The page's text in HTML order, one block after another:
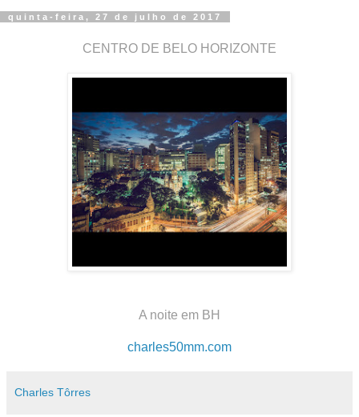
quinta-feira, 27 de julho de 2017
CENTRO DE BELO HORIZONTE
A noite em BH
charles50mm.com
Charles Tôrres